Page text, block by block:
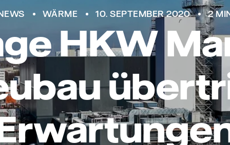
WÄRME 10. SEPTEMBER 2020 2
HKW